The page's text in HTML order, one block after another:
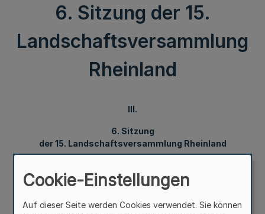
6. Sitzung der 15.
Landschaftsversammlung
Rheinland
III.
6. Sitzung
der 15. Landschaftsversammlung Rheinland
Bekanntmachung
des Landschaftsverbandes Rheinland
Cookie-Einstellungen
Auf dieser Seite werden Cookies verwendet. Sie können